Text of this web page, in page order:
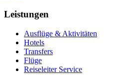
Leistungen
Ausflüge & Aktivitäten
Hotels
Transfers
Flüge
Reiseleiter Service